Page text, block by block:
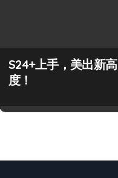
S24+上手，美出新高
度！